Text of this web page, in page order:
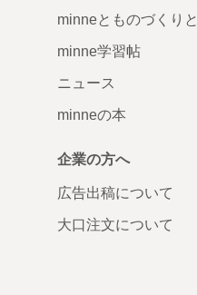
minneとものづくりと
minne学習帖
ニュース
minneの本
企業の方へ
広告出稿について
大口注文について